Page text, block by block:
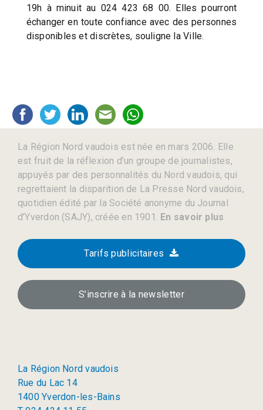
19h à minuit au 024 423 68 00. Elles pourront
échanger en toute confiance avec des personnes
disponibles et discrètes, souligne la Ville.
La Région Nord vaudois est née en mars 2006. Elle
est fruit de la réflexion d’un groupe de journalistes,
appuyés par des personnalités du Nord vaudois, qui
regrettaient la disparition de La Presse Nord vaudois,
quotidien édité par la Société anonyme du Journal
d’Yverdon (SAJY), créée en 1901. En savoir plus
Tarifs publicitaires
S’inscrire à la newsletter
La Région Nord vaudois
Rue du Lac 14
1400 Yverdon-les-Bains